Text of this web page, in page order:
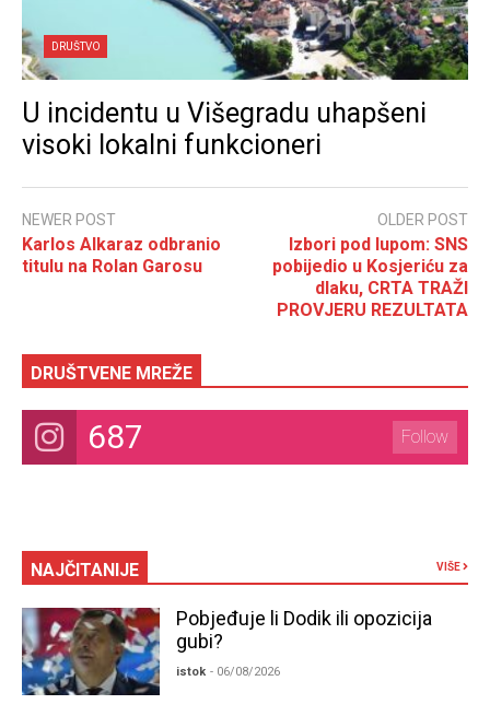
DRUŠTVO
U incidentu u Višegradu uhapšeni
visoki lokalni funkcioneri
NEWER POST
Karlos Alkaraz odbranio
titulu na Rolan Garosu
OLDER POST
Izbori pod lupom: SNS
pobijedio u Kosjeriću za
dlaku, CRTA TRAŽI
PROVJERU REZULTATA
DRUŠTVENE MREŽE
687 Follow
NAJČITANIJE VIŠE
Pobjeđuje li Dodik ili opozicija
gubi?
istok - 06/08/2026